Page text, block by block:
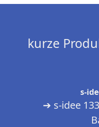
kurze
s-
➔ s-idee